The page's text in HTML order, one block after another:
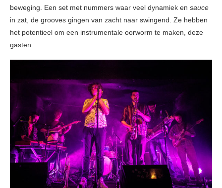
beweging. Een set met nummers waar veel dynamiek en sauce
in zat, de grooves gingen van zacht naar swingend. Ze hebben
het potentieel om een instrumentale oorworm te maken, deze
gasten.